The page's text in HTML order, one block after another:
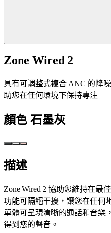
Zone Wired 2
具有可調整式複合 ANC 的降
助您在任何環境下保持專注
顏色 石墨灰
描述
Zone Wired 2 協助您維持在最
功能可隔絕干擾，讓您在任何
單體可呈現清晰的通話和音樂
得到您的聲音。